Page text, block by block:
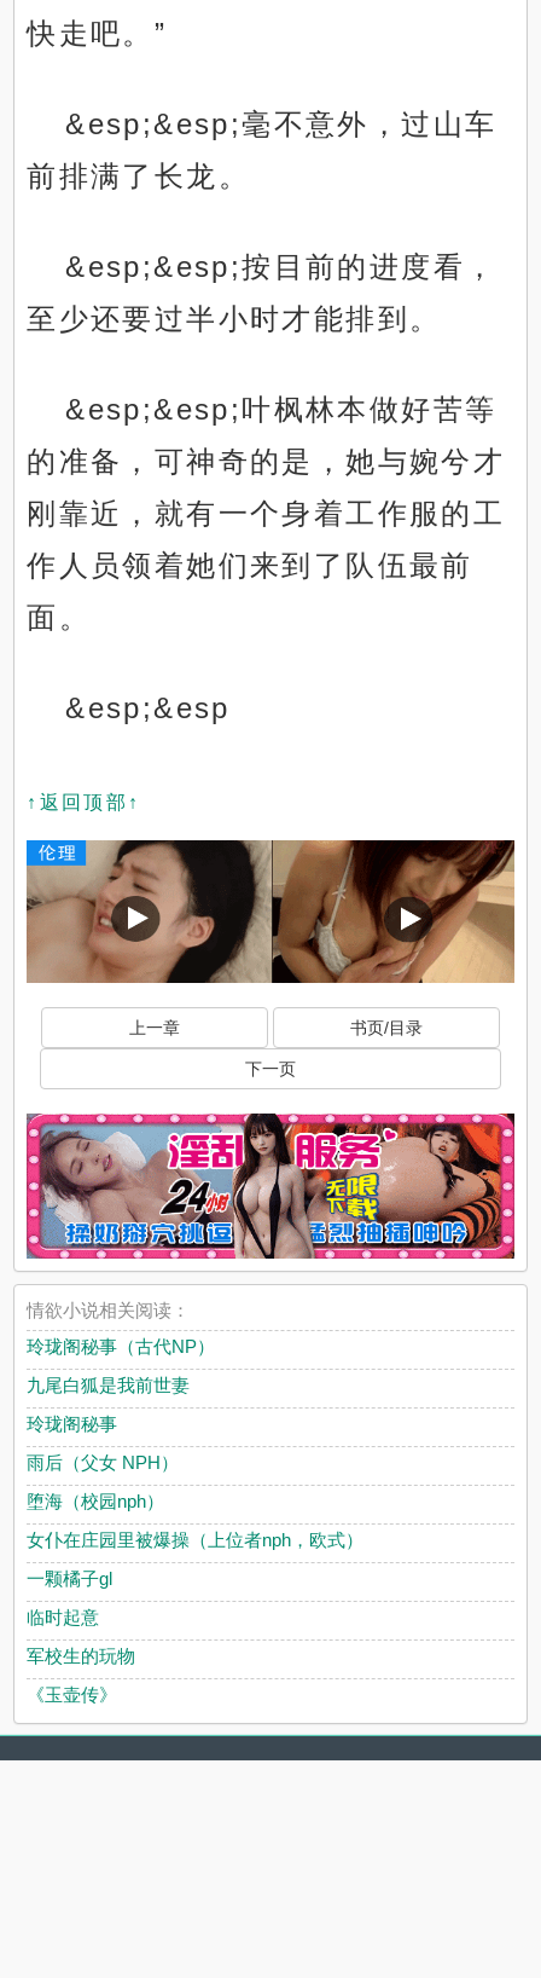
快走吧。”
&esp;&esp;毫不意外，过山车
前排满了长龙。
&esp;&esp;按目前的进度看，
至少还要过半小时才能排到。
&esp;&esp;叶枫林本做好苦等
的准备，可神奇的是，她与婉兮才
刚靠近，就有一个身着工作服的工
作人员领着她们来到了队伍最前
面。
&esp;&esp
↑返回顶部↑
上一章 书页/目录
下一页
情欲小说相关阅读：
玲珑阁秘事（古代NP）
九尾白狐是我前世妻
玲珑阁秘事
雨后（父女 NPH）
堕海（校园nph）
女仆在庄园里被爆操（上位者nph，欧式）
一颗橘子gl
临时起意
军校生的玩物
《玉壶传》